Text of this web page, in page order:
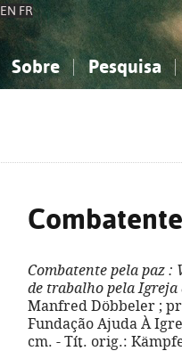
EN FR
Sobre Pesquisa
Combatente pela paz :
de trabalho pela Igreja
Manfred Döbbeler ;
Fundação Ajuda À
cm. - Tít. orig.: